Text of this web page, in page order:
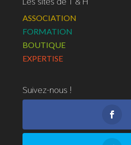
ASSOCIATION
FORMATION
BOUTIQUE
EXPERTISE
Suivez-nous !